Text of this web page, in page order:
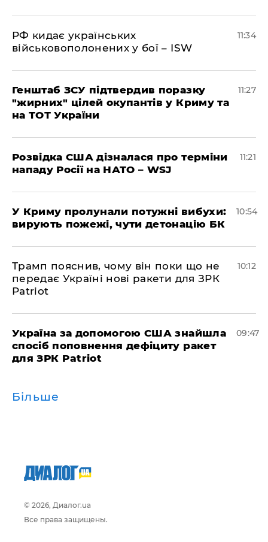
РФ кидає українських
військовополонених у бої – ISW
11:34
Генштаб ЗСУ підтвердив поразку
"жирних" цілей окупантів у Криму та
на ТОТ України
11:27
Розвідка США дізналася про терміни
нападу Росії на НАТО – WSJ
11:21
У Криму пролунали потужні вибухи:
вирують пожежі, чути детонацію БК
10:54
Трамп пояснив, чому він поки що не
передає Україні нові ракети для ЗРК
Patriot
10:12
Україна за допомогою США знайшла
спосіб поповнення дефіциту ракет
для ЗРК Patriot
09:47
Більше
© 2026, Диалог.ua
Все права защищены.